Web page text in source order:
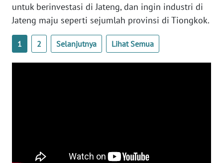
untuk berinvestasi di Jateng, dan ingin industri di
Jateng maju seperti sejumlah provinsi di Tiongkok.
1 2 Selanjutnya Lihat Semua
WN
SULBAR
WN